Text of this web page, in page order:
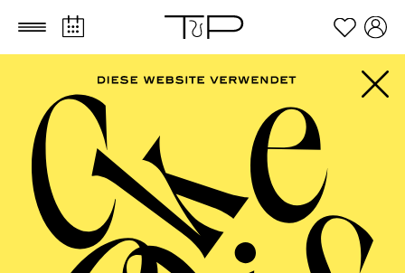
Zum Hauptinhalt springen Zum Footer springen
SCHAUSPIEL ESSEN